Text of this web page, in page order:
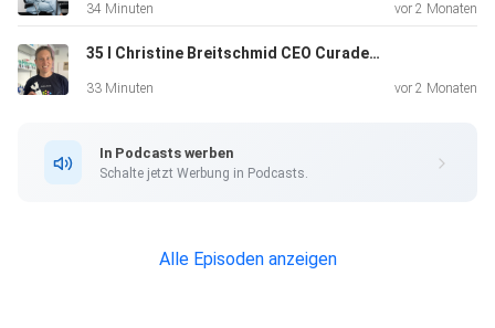
34 Minuten vor 2 Monaten
35 I Christine Breitschmid CEO Curaden zu Nuggi-Rückruf, Zölle und Interdentalbürsteli
33 Minuten vor 2 Monaten
In Podcasts werben
Schalte jetzt Werbung in Podcasts.
Alle Episoden anzeigen